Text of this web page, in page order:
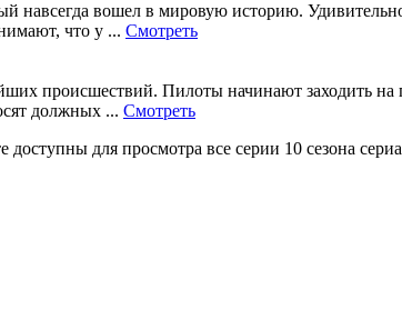
навсегда вошел в мировую историю.
что у ... Смотреть
происшествий. Пилоты начинают заходить
должных ... Смотреть
для просмотра все серии 10 сезона